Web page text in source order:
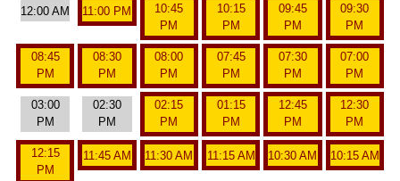
12:00 AM 11:00 PM
10:45
PM
10:15
PM
09:45
PM
09:30
PM
08:45
PM
08:30
PM
08:00
PM
07:45
PM
07:30
PM
07:00
PM
03:00
PM
02:30
PM
02:15
PM
01:15
PM
12:45
PM
12:30
PM
12:15
PM
11:45 AM 11:30 AM 11:15 AM 10:30 AM 10:15 AM